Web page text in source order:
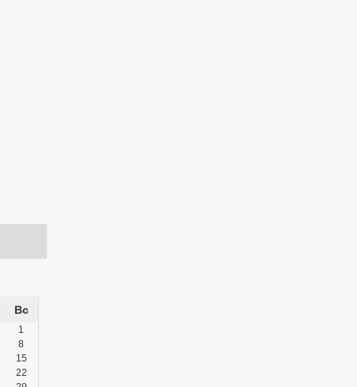
Вс
1
8
15
22